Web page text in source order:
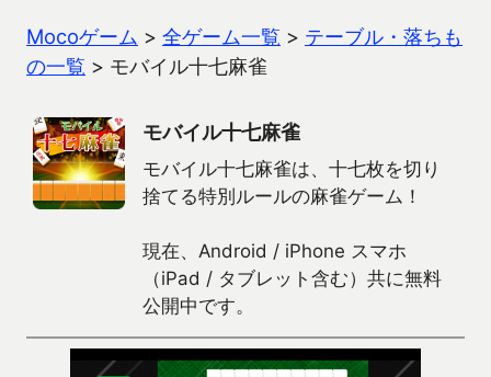
Mocoゲーム > 全ゲーム一覧 > テーブル・落ちも
の一覧 > モバイル十七麻雀
モバイル十七麻雀
モバイル十七麻雀は、十七枚を切り
捨てる特別ルールの麻雀ゲーム！
現在、Android / iPhone スマホ
（iPad / タブレット含む）共に無料
公開中です。